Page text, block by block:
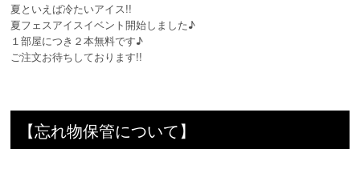
夏といえば冷たいアイス!!
夏フェスアイスイベント開始しました♪
１部屋につき２本無料です♪
ご注文お待ちしております!!
【忘れ物保管について】